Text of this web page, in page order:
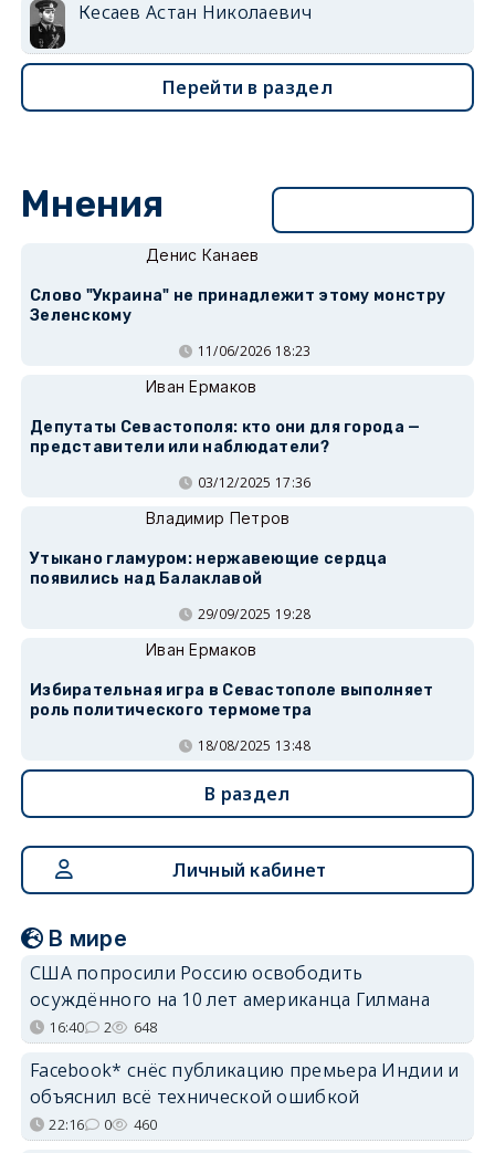
Кесаев Астан Николаевич
Перейти в раздел
Мнения
Денис Канаев
Слово "Украина" не принадлежит этому монстру
Зеленскому
11/06/2026 18:23
Иван Ермаков
Депутаты Севастополя: кто они для города —
представители или наблюдатели?
03/12/2025 17:36
Владимир Петров
Утыкано гламуром: нержавеющие сердца
появились над Балаклавой
29/09/2025 19:28
Иван Ермаков
Избирательная игра в Севастополе выполняет
роль политического термометра
18/08/2025 13:48
В раздел
Личный кабинет
В мире
США попросили Россию освободить
осуждённого на 10 лет американца Гилмана
16:40 2 648
Facebook* снёс публикацию премьера Индии и
объяснил всё технической ошибкой
22:16 0 460